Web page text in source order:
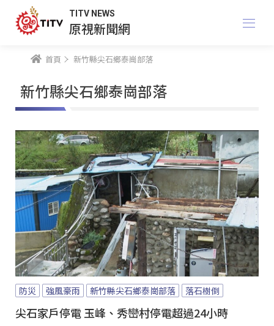
TITV NEWS
原視新聞網
首頁 新竹縣尖石鄉泰崗部落
新竹縣尖石鄉泰崗部落
防災 強風豪雨 新竹縣尖石鄉泰崗部落 落石樹倒
尖石家戶停電 玉峰、秀巒村停電超過24小時